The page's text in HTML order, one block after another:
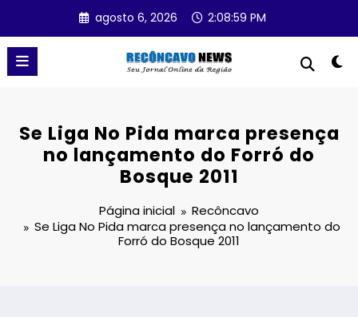
o
conteúdo
agosto 6, 2026 2:08:59 PM
Se Liga No Pida marca presença
no lançamento do Forró do
Bosque 2011
Página inicial
Recôncavo
Se Liga No Pida marca presença no lançamento do
Forró do Bosque 2011